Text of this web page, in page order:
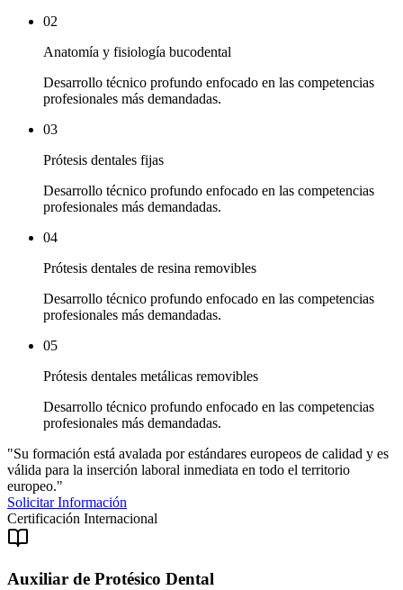
02
Anatomía y fisiología bucodental
Desarrollo técnico profundo enfocado en las competencias
profesionales más demandadas.
03
Prótesis dentales fijas
Desarrollo técnico profundo enfocado en las competencias
profesionales más demandadas.
04
Prótesis dentales de resina removibles
Desarrollo técnico profundo enfocado en las competencias
profesionales más demandadas.
05
Prótesis dentales metálicas removibles
Desarrollo técnico profundo enfocado en las competencias
profesionales más demandadas.
"Su formación está avalada por estándares europeos de calidad y es
válida para la inserción laboral inmediata en todo el territorio
europeo."
Solicitar Información
Certificación Internacional
Auxiliar de Protésico Dental